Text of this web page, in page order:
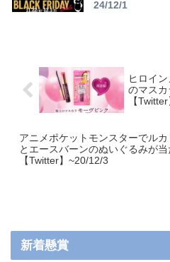
24/12/1
ヒロイ
のマスカ
【
アニメポケットモンスターでルカ
とエースバーンのぬいぐるみが当
【Twitter】~20/12/3
新着懸賞